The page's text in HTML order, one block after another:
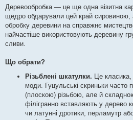
Деревообробка — це ще одна візитна
щедро обдарували цей край сировиною,
обробку деревини на справжнє
найчастіше використовують деревину
сливи.
Що обрати?
Різьблені шкатулки. Це класика,
моди. Гуцульські скриньки
(плоскою) різьбою, але й
філігранно вставляють у дерево
чи латунні дротики, перламутр